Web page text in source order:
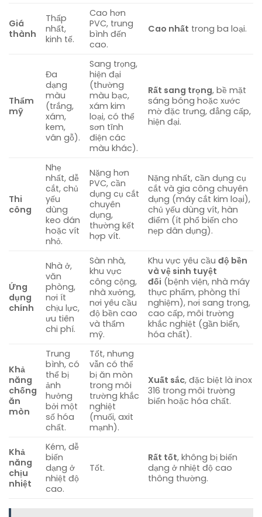
Giá
thành
Thấp
nhất,
kinh tế.
Cao hơn
PVC, trung
bình đến
cao.
Cao nhất trong ba loại.
Thẩm
mỹ
Đa
dạng
màu
(trắng,
xám,
kem,
vân gỗ).
Sang trọng,
hiện đại
(thường
màu bạc,
xám kim
loại, có thể
sơn tĩnh
điện các
màu khác).
Rất sang trọng, bề mặt
sáng bóng hoặc xước
mờ đặc trưng, đẳng cấp,
hiện đại.
Thi
công
Nhẹ
nhất, dễ
cắt, chủ
yếu
dùng
keo dán
hoặc vít
nhỏ.
Nặng hơn
PVC, cần
dụng cụ cắt
chuyên
dụng,
thường kết
hợp vít.
Nặng nhất, cần dụng cụ
cắt và gia công chuyên
dụng (máy cắt kim loại),
chủ yếu dùng vít, hàn
điểm (ít phổ biến cho
nẹp dân dụng).
Ứng
dụng
chính
Nhà ở,
văn
phòng,
nơi ít
chịu lực,
ưu tiên
chi phí.
Sàn nhà,
khu vực
công cộng,
nhà xưởng,
nơi yêu cầu
độ bền cao
và thẩm
mỹ.
Khu vực yêu cầuđộ bền
và vệ sinh tuyệt
đối (bệnh viện, nhà máy
thực phẩm, phòng thí
nghiệm), nơi sang trọng,
cao cấp, môi trường
khắc nghiệt (gần biển,
hóa chất).
Khả
năng
chống
ăn
mòn
Trung
bình, có
thể bị
ảnh
hưởng
bởi một
số hóa
chất.
Tốt, nhưng
vẫn có thể
bị ăn mòn
trong môi
trường khắc
nghiệt
(muối, axit
mạnh).
Xuất sắc, đặc biệt là inox
316 trong môi trường
biển hoặc hóa chất.
Khả
năng
chịu
nhiệt
Kém, dễ
biến
dạng ở
nhiệt độ
cao.
Tốt.
Rất tốt, không bị biến
dạng ở nhiệt độ cao
thông thường.